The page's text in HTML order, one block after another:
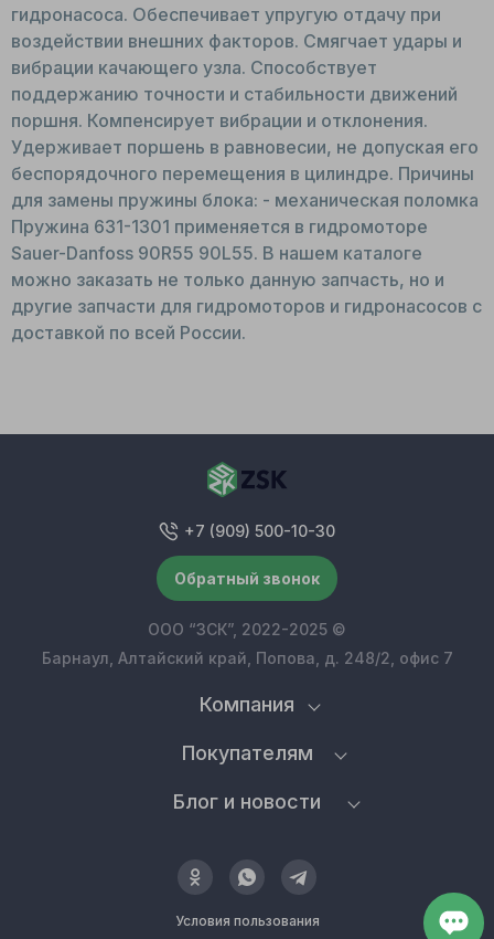
гидронасоса. Обеспечивает упругую отдачу при
воздействии внешних факторов. Смягчает удары и
вибрации качающего узла. Способствует
поддержанию точности и стабильности движений
поршня. Компенсирует вибрации и отклонения.
Удерживает поршень в равновесии, не допуская его
беспорядочного перемещения в цилиндре. Причины
для замены пружины блока: - механическая поломка
Пружина 631-1301 применяется в гидромоторе
Sauer-Danfoss 90R55 90L55. В нашем каталоге
можно заказать не только данную запчасть, но и
другие запчасти для гидромоторов и гидронасосов с
доставкой по всей России.
Условия пользования
Компания
Покупателям
Блог и новости
+7 (909) 500-10-30
Обратный звонок
ООО “ЗСК”, 2022-2025 ©
Барнаул, Алтайский край, Попова, д. 248/2, офис 7